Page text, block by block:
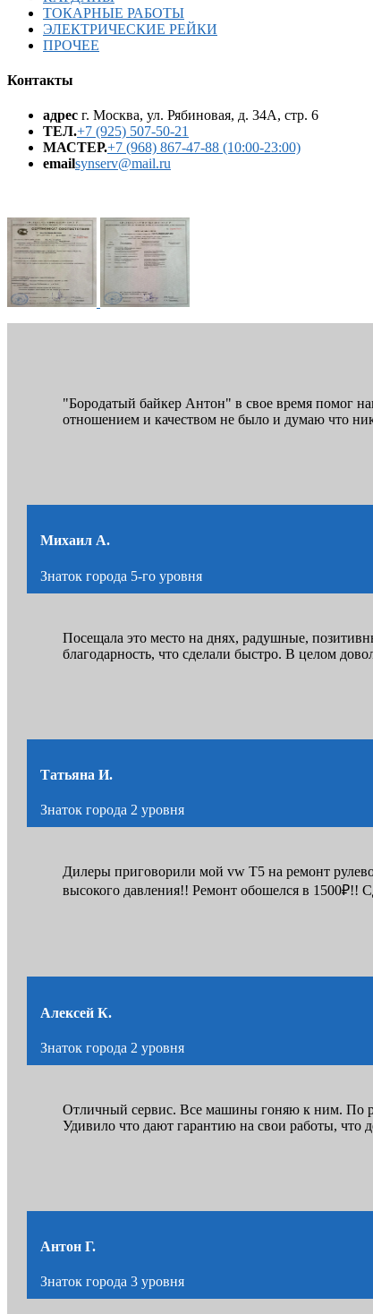
ТОКАРНЫЕ РАБОТЫ
ЭЛЕКТРИЧЕСКИЕ РЕЙКИ
ПРОЧЕЕ
Контакты
адрес г. Москва, ул. Рябиновая, д. 34А, стр. 6
ТЕЛ.+7 (925) 507-50-21
МАСТЕР.+7 (968) 867-47-88 (10:00-23:00)
emailsynserv@mail.ru
"Бородатый байкер Антон" в свое время помог
отношением и качеством не было и думаю что
Михаил А.
Знаток города 5-го уровня
Посещала это место на днях, радушные,
благодарность, что сделали быстро. В целом
Татьяна И.
Знаток города 2 уровня
Дилеры приговорили мой vw Т5 на ремонт
высокого давления!! Ремонт обошелся в 1500₽!!
Алексей К.
Знаток города 2 уровня
Отличный сервис. Все машины гоняю к ним. По
Удивило что дают гарантию на свои работы,
Антон Г.
Знаток города 3 уровня